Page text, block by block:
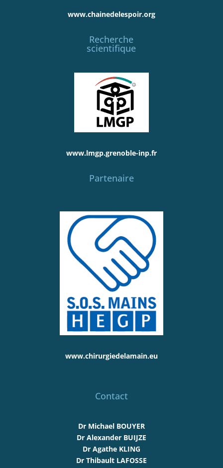
www.chainedelespoir.org
Recherche
scientifique
www.lmgp.grenoble-inp.fr
Partenaire
www.chirurgiedelamain.eu
Contact
Dr Michael BOUYER
Dr Alexander BUIJZE
Dr Agathe KLING
Dr Thibault LAFOSSE